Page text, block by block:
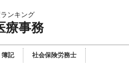
ンキング
療事務
簿記 社会保険労務士